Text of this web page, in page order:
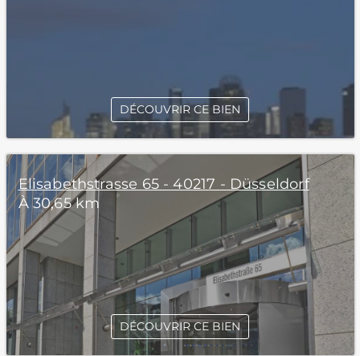
DÉCOUVRIR CE BIEN
Elisabethstrasse 65 - 40217 - Düsseldorf
À 30,65 km
DÉCOUVRIR CE BIEN